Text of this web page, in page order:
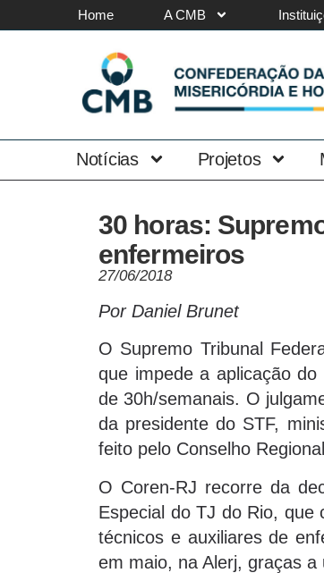
Home A CMB
Notícias Projetos
30 horas:
enfermeiros
27/06/2018
Por Daniel Brunet
O Supremo Tribunal
que impede a aplicação
de 30h/semanais. O
da presidente do STF,
feito pelo Conselho
O Coren-RJ recorre da
Especial do TJ do Rio, que
técnicos e auxiliares de
em maio, na Alerj, graças